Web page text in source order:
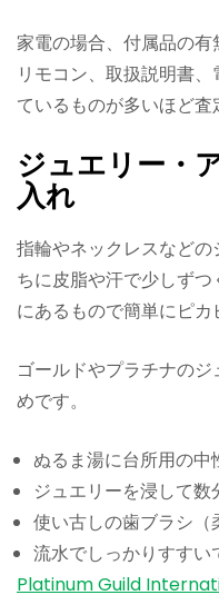
家電の場合、付属品の有
リモコン、取扱説明書
ているものが多いほど査
ジュエリー・
入れ
指輪やネックレスなど
ちに皮脂や汗で少しず
にあるもので簡単にピカ
ゴールドやプラチナの
めです。
ぬるま湯に台所用の
ジュエリーを浸して数
使い古しの歯ブラシ（
流水でしっかりすすい
Platinum Guild